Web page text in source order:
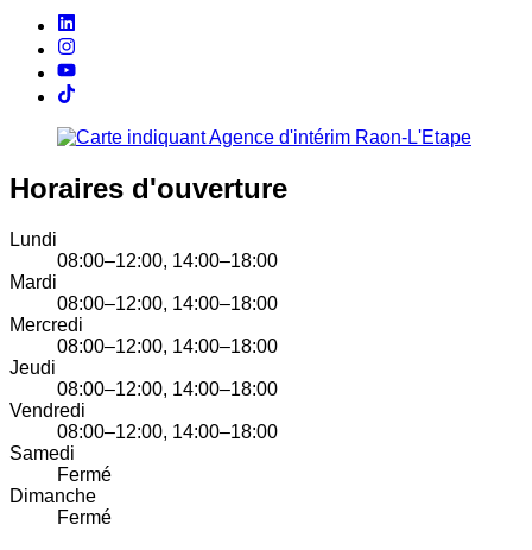
Horaires d'ouverture
Lundi
08:00–12:00, 14:00–18:00
Mardi
08:00–12:00, 14:00–18:00
Mercredi
08:00–12:00, 14:00–18:00
Jeudi
08:00–12:00, 14:00–18:00
Vendredi
08:00–12:00, 14:00–18:00
Samedi
Fermé
Dimanche
Fermé